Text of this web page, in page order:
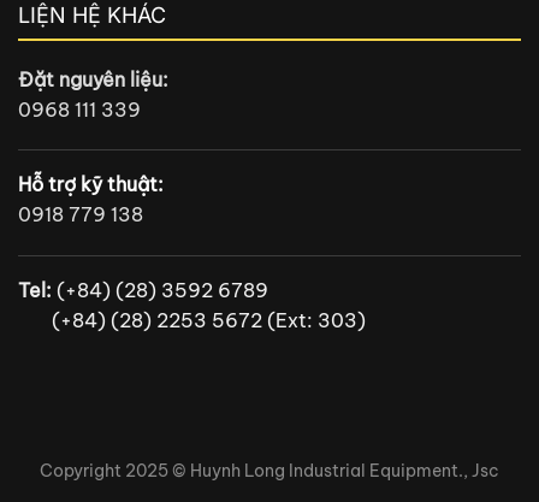
LIỆN HỆ KHÁC
Đặt nguyên liệu:
0968 111 339
Hỗ trợ kỹ thuật:
0918 779 138
Tel: (+84) (28) 3592 6789
(+84) (28) 2253 5672 (Ext: 303)
Copyright 2025 © Huynh Long Industrial Equipment., Jsc